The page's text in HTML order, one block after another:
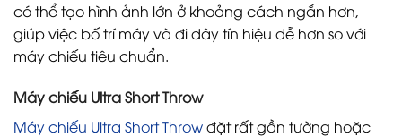
có thể tạo hình ảnh lớn ở khoảng cách ngắn hơn,
giúp việc bố trí máy và đi dây tín hiệu dễ hơn so với
máy chiếu tiêu chuẩn.
Máy chiếu Ultra Short Throw
Máy chiếu Ultra Short Throwđặt rất gần tường hoặc